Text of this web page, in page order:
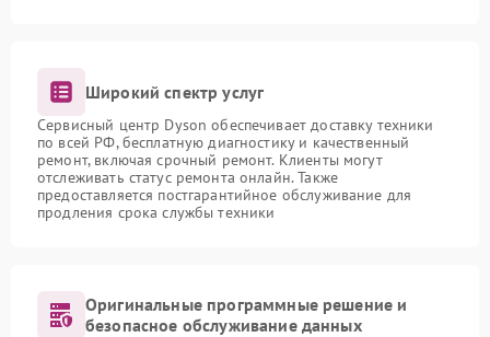
Широкий спектр услуг
Сервисный центр Dyson обеспечивает доставку техники
по всей РФ, бесплатную диагностику и качественный
ремонт, включая срочный ремонт. Клиенты могут
отслеживать статус ремонта онлайн. Также
предоставляется постгарантийное обслуживание для
продления срока службы техники
Оригинальные программные решение и
безопасное обслуживание данных